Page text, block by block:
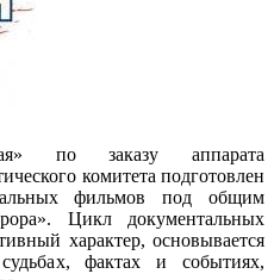
по заказу аппарата
комитета подготовлен
фильмов под общим
Цикл документальных
характер, основывается
фактах и событиях,